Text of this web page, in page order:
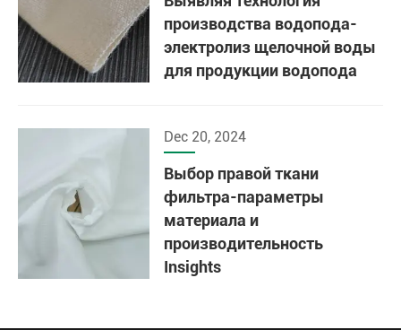
производства водопода-
электролиз щелочной воды
для продукции водопода
Dec 20, 2024
Выбор правой ткани
фильтра-параметры
материала и
производительность
Insights